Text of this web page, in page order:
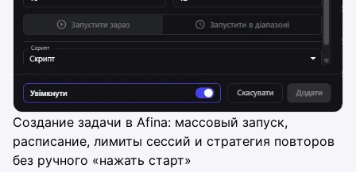
Создание задачи в Afina: массовый запуск,
расписание, лимиты сессий и стратегия повторов
без ручного «нажать старт»